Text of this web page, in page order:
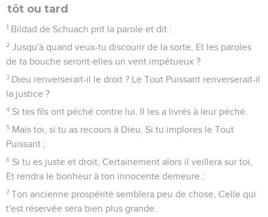
tôt ou tard
1 Bildad de Schuach prit la parole et dit :
2 Jusqu'à quand veux-tu discourir de la sorte, Et les paroles
de ta bouche seront-elles un vent impétueux ?
3 Dieu renverserait-il le droit ? Le Tout Puissant renverserait-il
la justice ?
4 Si tes fils ont péché contre lui, Il les a livrés à leur péché.
5 Mais toi, si tu as recours à Dieu, Si tu implores le Tout
Puissant ;
6 Si tu es juste et droit, Certainement alors il veillera sur toi,
Et rendra le bonheur à ton innocente demeure ;
7 Ton ancienne prospérité semblera peu de chose, Celle qui
t'est réservée sera bien plus grande.